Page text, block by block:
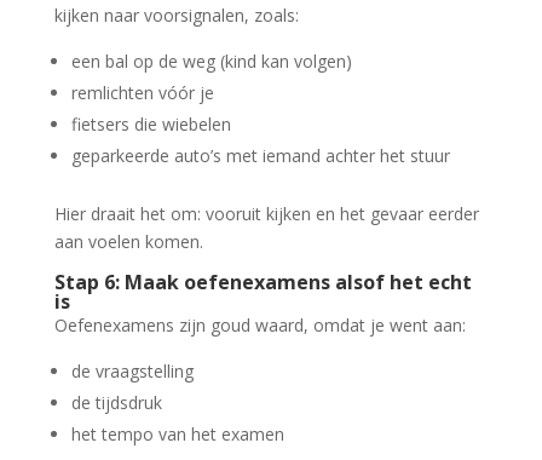
kijken naar voorsignalen, zoals:
een bal op de weg (kind kan volgen)
remlichten vóór je
fietsers die wiebelen
geparkeerde auto’s met iemand achter het stuur
Hier draait het om: vooruit kijken en het gevaar eerder
aan voelen komen.
Stap 6: Maak oefenexamens alsof het echt
is
Oefenexamens zijn goud waard, omdat je went aan:
de vraagstelling
de tijdsdruk
het tempo van het examen